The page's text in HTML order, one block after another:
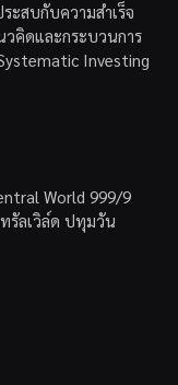
ะสบกับความสำเร็จ
วคิดและกระบวนการ
Investing
World 999/9
รัลเวิล์ด ปทุมวัน